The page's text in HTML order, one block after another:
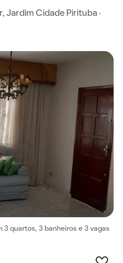
Jardim Cidade Pirituba ·
3 quartos, 3 banheiros e 3 vagas